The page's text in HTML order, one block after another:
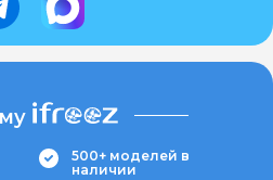
500+ моделей в
наличии